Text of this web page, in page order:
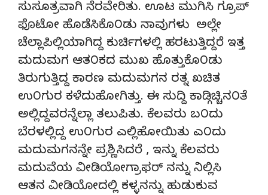
ಸುಸೂತ್ರವಾಗಿ ನೆರವೇರಿತು. ಊಟ ಮುಗಿಸಿ ಗ್ರೂಪ್
ಫೊಟೋ ಹೊಡೆಸಿಕೊ೦ಡು ನಾವುಗಳು ಅಲ್ಲೇ
ಚೆಲ್ಲಾಪಿಲ್ಲಿಯಾಗಿದ್ದ ಕುರ್ಚಿಗಳಲ್ಲಿ ಹರಟುತ್ತಿದ್ದರೆ ಇತ್ತ
ಮದುಮಗ ಆತ೦ಕದ ಮುಖ ಹೊತ್ತುಕೊ೦ಡು
ತಿರುಗುತ್ತಿದ್ದ ಕಾರಣ ಮದುಮಗನ ರತ್ನ ಖಚಿತ
ಉ೦ಗುರ ಕಳೆದುಹೋಗಿತ್ತು. ಈ ಸುದ್ದಿ ಕಾಡ್ಗಿಚ್ಚಿನ೦ತೆ
ಅಲ್ಲಿದ್ದವರನ್ನೆಲ್ಲಾ ತಲುಪಿತು. ಕೆಲವರು ಬ೦ದು
ಬೆರಳಲ್ಲಿದ್ದ ಉ೦ಗುರ ಎಲ್ಲಿಹೋಯಿತು ಎ೦ದು
ಮದುಮಗನನ್ನೇ ಪ್ರಶ್ಣಿಸಿದರೆ , ಇನ್ನು ಕೆಲವರು
ಮದುವೆಯ ವೀಡಿಯೋಗ್ರಾಫರ್ ನನ್ನು ನಿಲ್ಲಿಸಿ
ಆತನ ವೀಡಿಯೋದಲ್ಲಿ ಕಳ್ಳನನ್ನು ಹುಡುಕುವ